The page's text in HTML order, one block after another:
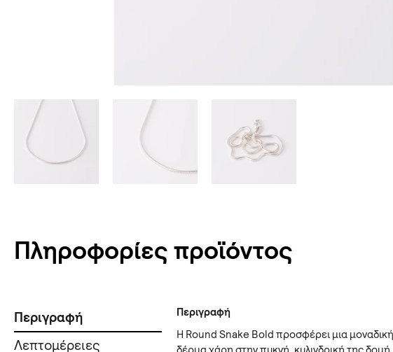
Πληροφορίες προϊόντος
Περιγραφή
Λεπτομέρειες
Περιγραφή
Η Round Snake Bold προσφέρει μια